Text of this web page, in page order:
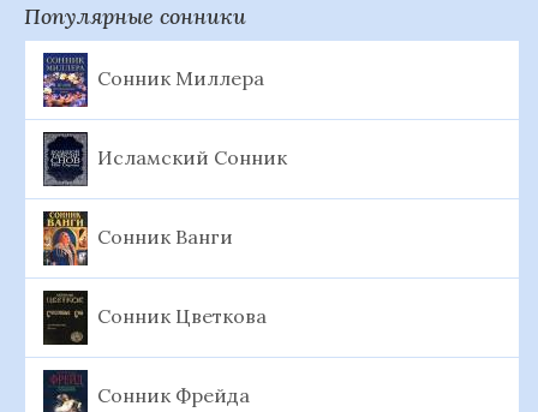
Популярные сонники
Сонник Миллера
Исламский Сонник
Сонник Ванги
Сонник Цветкова
Сонник Фрейда